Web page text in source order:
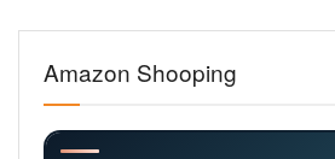
Amazon Shooping